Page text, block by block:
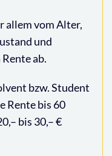
allem vom Alter,
und
ab.
bzw. Student
Rente bis 60
bis 30,– €